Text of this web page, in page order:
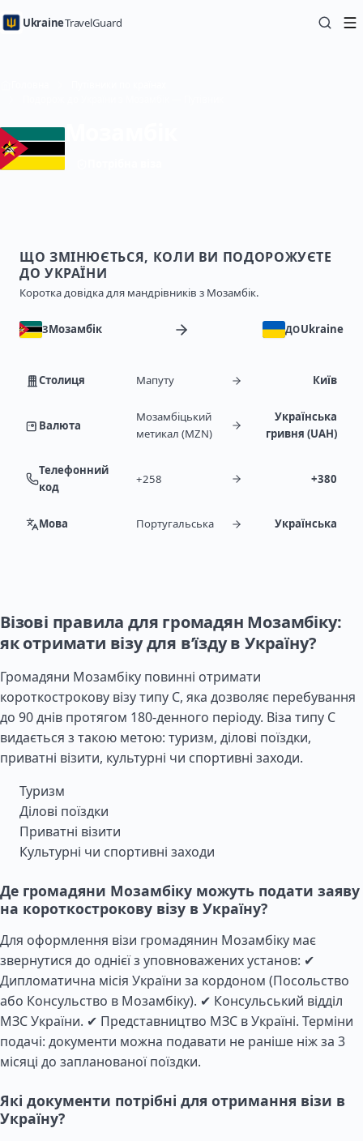
UkraineTravelGuard
ЩО ЗМІНЮЄТЬСЯ, КОЛИ ВИ ПОДОРОЖУЄТЕ
ДО УКРАЇНИ
Коротка довідка для мандрівників з Мозамбік.
ЗМозамбік ДОUkraine
Столиця Мапуту Київ
Валюта
Мозамбіцький
метикал (MZN)
Українська
гривня (UAH)
Телефонний
код
+258 +380
Мова Португальська Українська
Візові правила для громадян Мозамбіку:
як отримати візу для в’їзду в Україну?
Громадяни Мозамбіку повинні отримати
короткострокову візу типу C, яка дозволяє перебування
до 90 днів протягом 180-денного періоду. Віза типу C
видається з такою метою: туризм, ділові поїздки,
приватні візити, культурні чи спортивні заходи.
Туризм
Ділові поїздки
Приватні візити
Культурні чи спортивні заходи
Де громадяни Мозамбіку можуть подати заяву
на короткострокову візу в Україну?
Для оформлення візи громадянин Мозамбіку має
звернутися до однієї з уповноважених установ: ✔
Дипломатична місія України за кордоном (Посольство
або Консульство в Мозамбіку). ✔ Консульський відділ
МЗС України. ✔ Представництво МЗС в Україні. Терміни
подачі: документи можна подавати не раніше ніж за 3
місяці до запланованої поїздки.
Які документи потрібні для отримання візи в
Україну?